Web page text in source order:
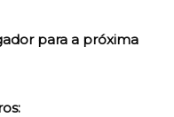
para a próxima